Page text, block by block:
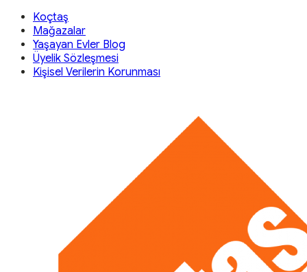
Koçtaş
Mağazalar
Yaşayan Evler Blog
Üyelik Sözleşmesi
Kişisel Verilerin Korunması